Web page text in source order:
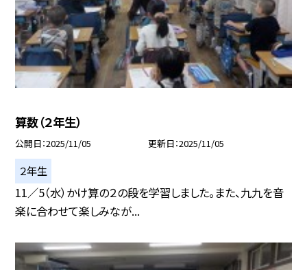
算数（２年生）
公開日 2025/11/05 更新日 2025/11/05
２年生
11／5（水）かけ算の２の段を学習しました。また、九九を音
楽に合わせて楽しみなが...